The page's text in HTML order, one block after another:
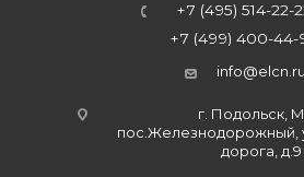
+7 (495) 514-22-
+7 (499) 400-44-
info@elcn.ru
г. Подольск,
пос.Железнодорожный,
дорога, д.9